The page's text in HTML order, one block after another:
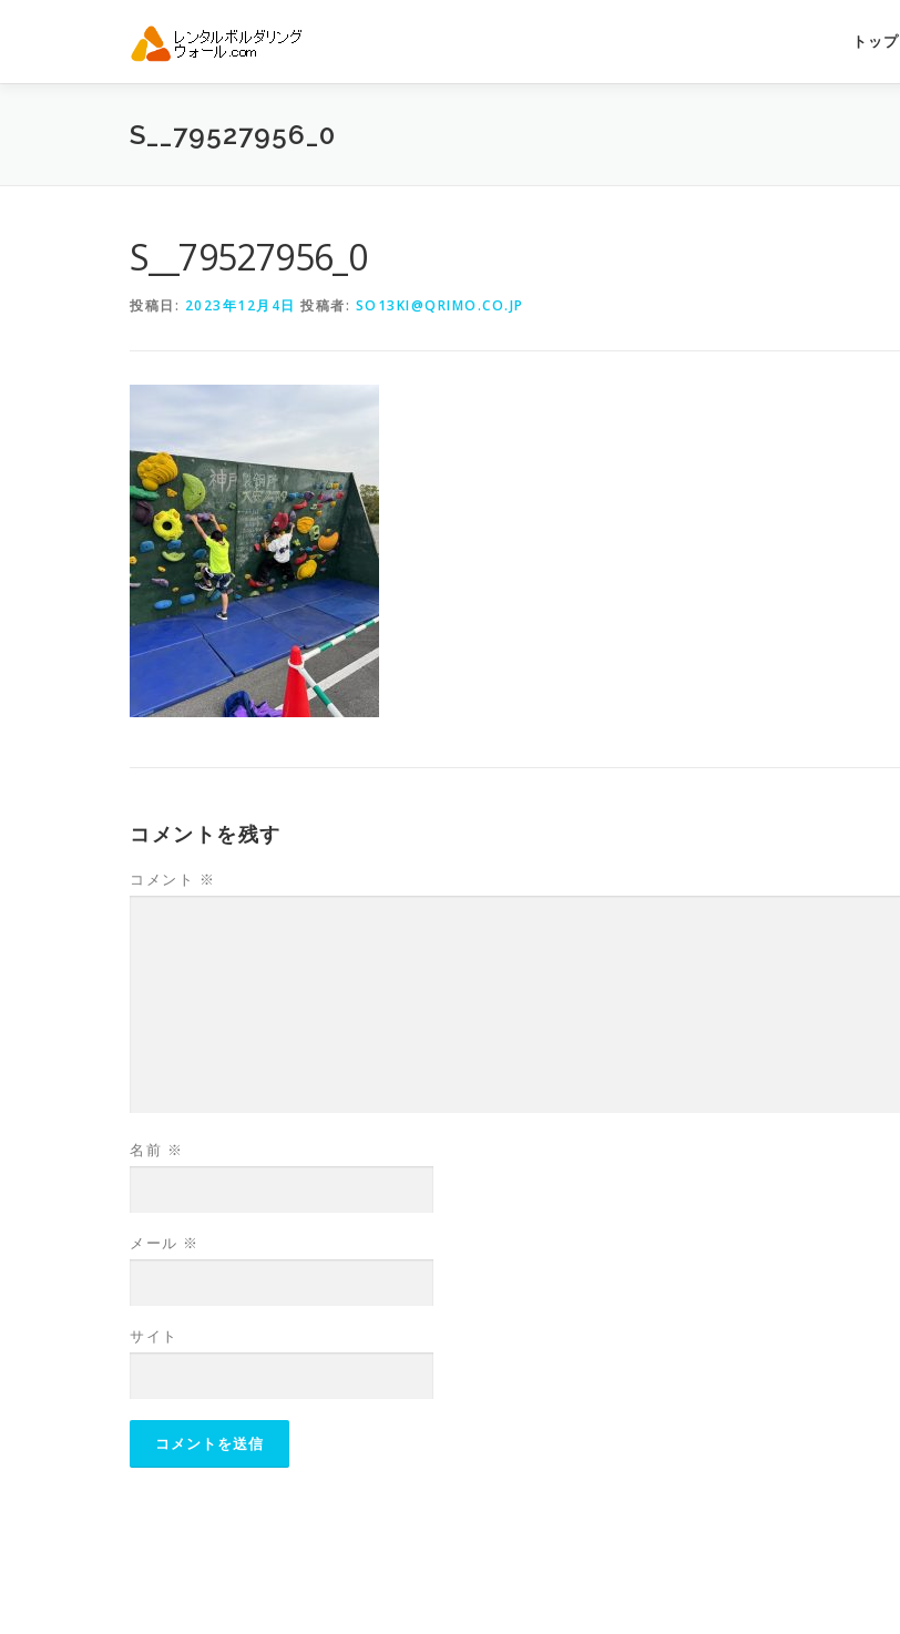
ン
トップ
S__79527956_0
S__79527956_0
投稿日: 2023年12月4日 投稿者: SO13KI@QRIMO.CO.JP
コメントを残す
コメント ※
名前 ※
メール ※
サイト